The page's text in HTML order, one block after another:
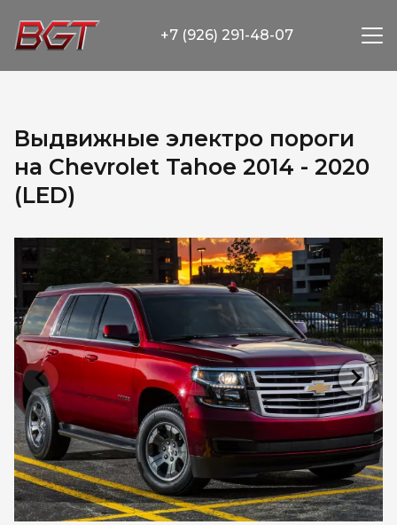
+7 (926) 291-48-07
Выдвижные электро пороги
на Chevrolet Tahoe 2014 - 2020
(LED)